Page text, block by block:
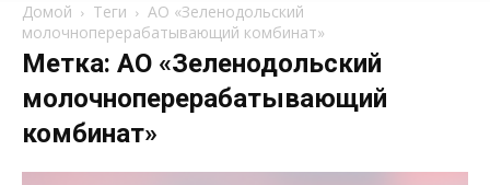
Домой Теги
АО «Зеленодольский
молочноперерабатывающий комбинат»
Метка: АО «Зеленодольский
молочноперерабатывающий
комбинат»